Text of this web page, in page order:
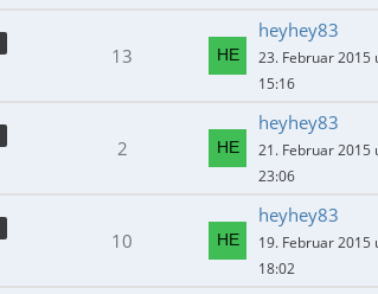
13
heyhey83
23. Februar 2015
15:16
2
heyhey83
21. Februar 2015
23:06
10
heyhey83
19. Februar 2015
18:02